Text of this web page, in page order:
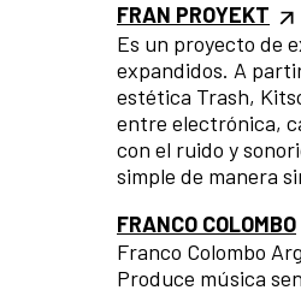
FRAN PROYEKT
Es un proyecto de
expandidos. A
estética Trash,
entre electrónica,
con el ruido y
simple de manera
FRANCO COLOMBO
Franco Colombo
Produce música